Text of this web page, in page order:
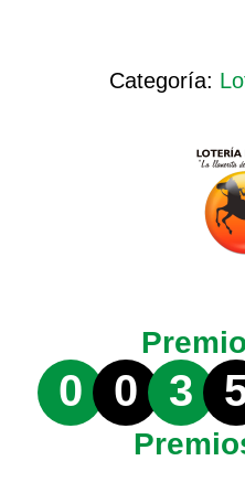
Categoría:
0 0 3